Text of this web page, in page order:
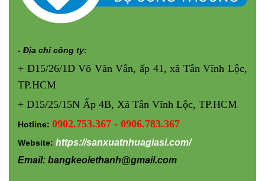
- Địa chỉ công ty:
+ D15/26/1D Võ Văn Vân, ấp 41, xã Tân Vĩnh Lộc,
TP.HCM
+ D15/25/15N Ấp 4B, Xã Tân Vĩnh Lộc, TP.HCM
Hotline: 0902.753.367 - 0906.783.367
Website: https://sanxuatnhuagiasi.com/
Email: bangkeolethanh@gmail.com